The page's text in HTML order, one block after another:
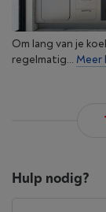
Om lang van je
regelmatig... Meer
Hulp nodig?